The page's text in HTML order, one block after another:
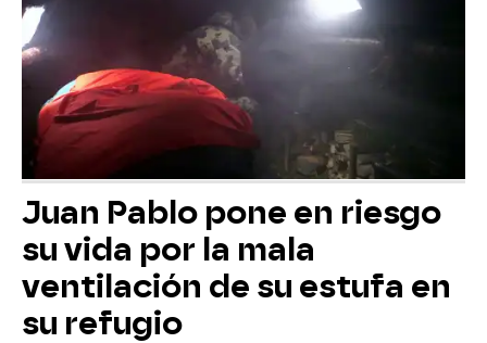
Juan Pablo pone en riesgo
su vida por la mala
ventilación de su estufa en
su refugio